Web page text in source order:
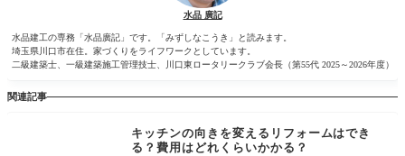
水品 廣記
水品建工の専務「水品廣記」です。「みずしなこうき」と読みます。
埼玉県川口市在住。家づくりをライフワークとしています。
二級建築士、一級建築施工管理技士、川口東ロータリークラブ会長（第55代 2025～2026年度）
関連記事
キッチンの向きを変えるリフォームはでき
る？費用はどれくらいかかる？